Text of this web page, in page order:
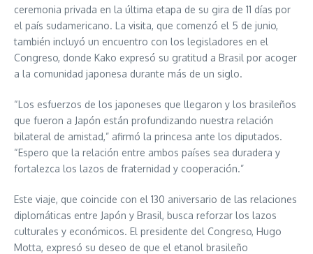
ceremonia privada en la última etapa de su gira de 11 días por
el país sudamericano. La visita, que comenzó el 5 de junio,
también incluyó un encuentro con los legisladores en el
Congreso, donde Kako expresó su gratitud a Brasil por acoger
a la comunidad japonesa durante más de un siglo.
“Los esfuerzos de los japoneses que llegaron y los brasileños
que fueron a Japón están profundizando nuestra relación
bilateral de amistad,” afirmó la princesa ante los diputados.
“Espero que la relación entre ambos países sea duradera y
fortalezca los lazos de fraternidad y cooperación.”
Este viaje, que coincide con el 130 aniversario de las relaciones
diplomáticas entre Japón y Brasil, busca reforzar los lazos
culturales y económicos. El presidente del Congreso, Hugo
Motta, expresó su deseo de que el etanol brasileño